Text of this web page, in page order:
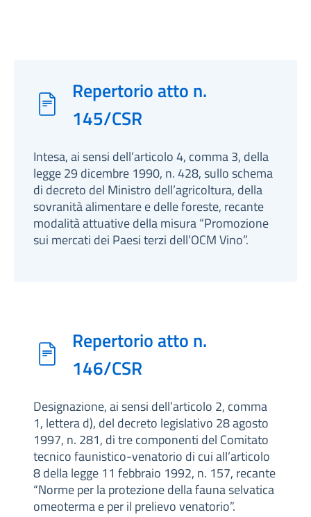
Repertorio atto n.
145/CSR
Intesa, ai sensi dell’articolo 4, comma 3, della
legge 29 dicembre 1990, n. 428, sullo schema
di decreto del Ministro dell’agricoltura, della
sovranità alimentare e delle foreste, recante
modalità attuative della misura “Promozione
sui mercati dei Paesi terzi dell’OCM Vino”.
Repertorio atto n.
146/CSR
Designazione, ai sensi dell’articolo 2, comma
1, lettera d), del decreto legislativo 28 agosto
1997, n. 281, di tre componenti del Comitato
tecnico faunistico-venatorio di cui all’articolo
8 della legge 11 febbraio 1992, n. 157, recante
“Norme per la protezione della fauna selvatica
omeoterma e per il prelievo venatorio”.